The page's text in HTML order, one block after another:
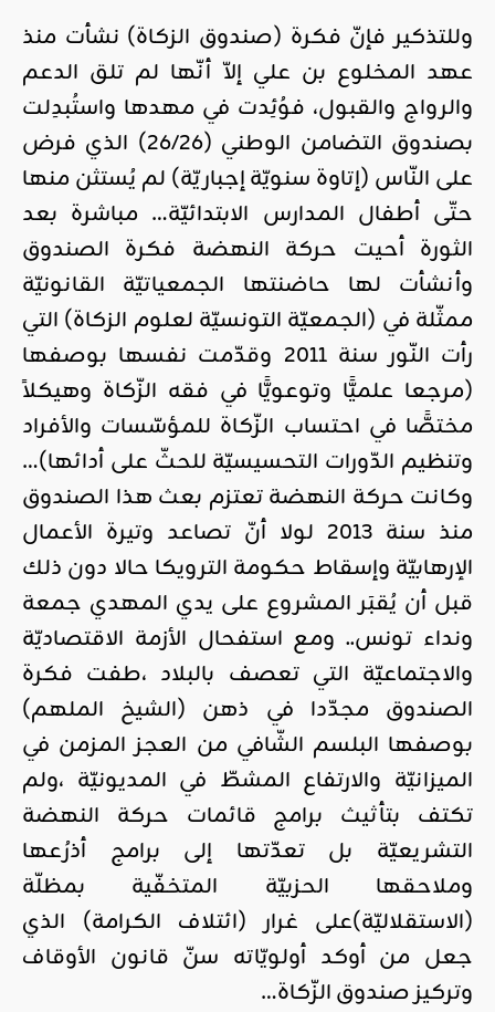
وللتذكير فإنّ فكرة (صندوق الزكاة) نشأت منذ
عهد المخلوع بن علي إلاّ أنّها لم تلق الدعم
والرواج والقبول، فوُئِدت في مهدها واستُبدِلت
بصندوق التضامن الوطني (26/26) الذي فرض
على النّاس (إتاوة سنويّة إجباريّة) لم يُستثن منها
حتّى أطفال المدارس الابتدائيّة… مباشرة بعد
الثورة أحيت حركة النهضة فكرة الصندوق
وأنشأت لها حاضنتها الجمعياتيّة القانونيّة
ممثّلة في (الجمعيّة التونسيّة لعلوم الزكاة) التي
رأت النّور سنة 2011 وقدّمت نفسها بوصفها
(مرجعا علميًّا وتوعويًّا في فقه الزّكاة وهيكلاً
مختصًّا في احتساب الزّكاة للمؤسّسات والأفراد
وتنظيم الدّورات التحسيسيّة للحثّ على أدائها)…
وكانت حركة النهضة تعتزم بعث هذا الصندوق
منذ سنة 2013 لولا أنّ تصاعد وتيرة الأعمال
الإرهابيّة وإسقاط حكومة الترويكا حالا دون ذلك
قبل أن يُقبَر المشروع على يدي المهدي جمعة
ونداء تونس.. ومع استفحال الأزمة الاقتصاديّة
والاجتماعيّة التي تعصف بالبلاد ،طفت فكرة
الصندوق مجدّدا في ذهن (الشيخ الملهم)
بوصفها البلسم الشّافي من العجز المزمن في
الميزانيّة والارتفاع المشطّ في المديونيّة ،ولم
تكتف بتأثيث برامج قائمات حركة النهضة
التشريعيّة بل تعدّتها إلى برامج أذرُعها
وملاحقها الحزبيّة المتخفّية بمظلّة
(الاستقلاليّة)على غرار (ائتلاف الكرامة) الذي
جعل من أوكد أولويّاته سنّ قانون الأوقاف
وتركيز صندوق الزّكاة…